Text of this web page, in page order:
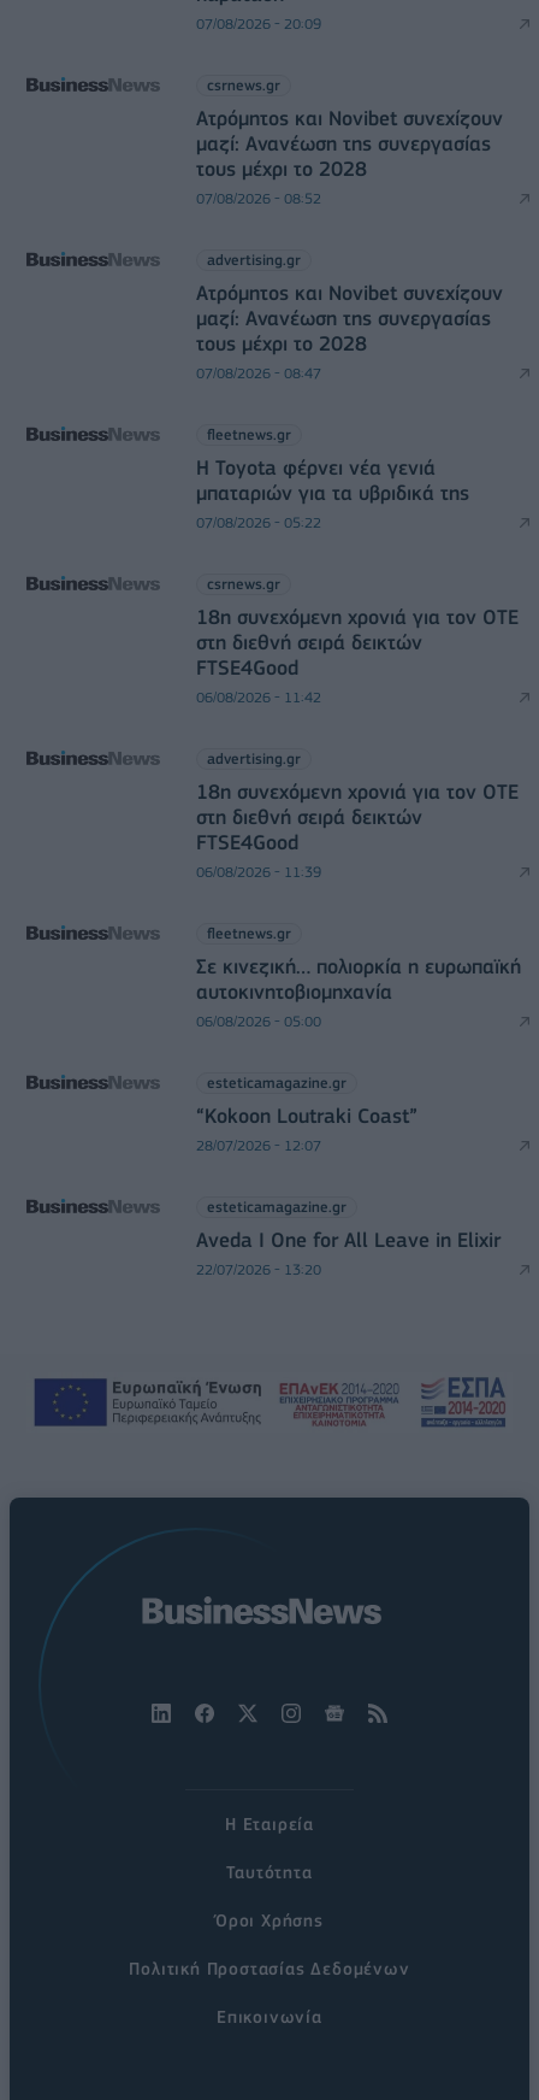
07/08/2026 - 20:09
csrnews.gr
Ατρόμητος και Novibet συνεχίζουν
μαζί: Ανανέωση της συνεργασίας
τους μέχρι το 2028
07/08/2026 - 08:52
advertising.gr
Ατρόμητος και Novibet συνεχίζουν
μαζί: Ανανέωση της συνεργασίας
τους μέχρι το 2028
07/08/2026 - 08:47
fleetnews.gr
Η Toyota φέρνει νέα γενιά
μπαταριών για τα υβριδικά της
07/08/2026 - 05:22
csrnews.gr
18η συνεχόμενη χρονιά για τον ΟΤΕ
στη διεθνή σειρά δεικτών
FTSE4Good
06/08/2026 - 11:42
advertising.gr
18η συνεχόμενη χρονιά για τον ΟΤΕ
στη διεθνή σειρά δεικτών
FTSE4Good
06/08/2026 - 11:39
fleetnews.gr
Σε κινεζική… πολιορκία η ευρωπαϊκή
αυτοκινητοβιομηχανία
06/08/2026 - 05:00
esteticamagazine.gr
“Kokoon Loutraki Coast”
28/07/2026 - 12:07
esteticamagazine.gr
Aveda I One for All Leave in Elixir
22/07/2026 - 13:20
Η Εταιρεία
Ταυτότητα
Όροι Χρήσης
Πολιτική Προστασίας Δεδομένων
Επικοινωνία